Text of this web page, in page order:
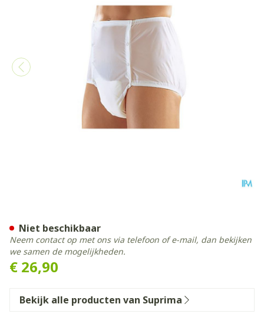
€ 26,90
Niet beschikbaar
Neem contact op met ons via telefoon of e-mail, dan bekijken
we samen de mogelijkheden.
Bekijk alle producten van Suprima